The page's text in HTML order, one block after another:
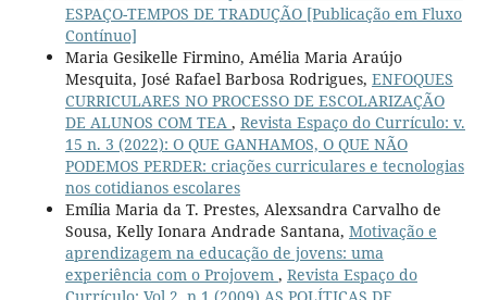
ESPAÇO-TEMPOS DE TRADUÇÃO [Publicação em Fluxo
Contínuo]
Maria Gesikelle Firmino, Amélia Maria Araújo
Mesquita, José Rafael Barbosa Rodrigues, ENFOQUES
CURRICULARES NO PROCESSO DE ESCOLARIZAÇÃO
DE ALUNOS COM TEA , Revista Espaço do Currículo: v.
15 n. 3 (2022): O QUE GANHAMOS, O QUE NÃO
PODEMOS PERDER: criações curriculares e tecnologias
nos cotidianos escolares
Emília Maria da T. Prestes, Alexsandra Carvalho de
Sousa, Kelly Ionara Andrade Santana, Motivação e
aprendizagem na educação de jovens: uma
experiência com o Projovem , Revista Espaço do